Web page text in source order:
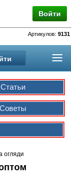
Войти
Артикулов: 9131
Статьи
Советы
огляди